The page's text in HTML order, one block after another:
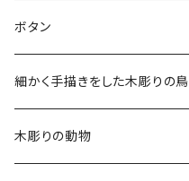
2018
2019
ドレスシャツ
チュニック
リバーシブル 帽子
ボタン
細かく手描きをした木彫りの鳥
木彫りの動物